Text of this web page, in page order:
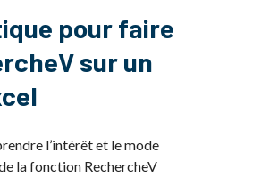
pour faire
sur un
l’intérêt et le mode
la fonction RechercheV